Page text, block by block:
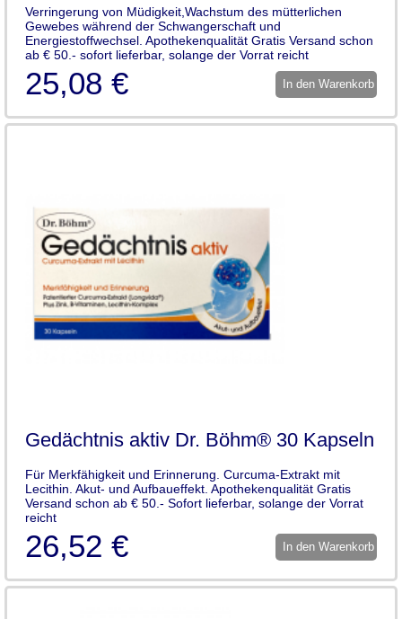
Verringerung von Müdigkeit,Wachstum des mütterlichen
Gewebes während der Schwangerschaft und
Energiestoffwechsel. Apothekenqualität Gratis Versand schon
ab € 50.- sofort lieferbar, solange der Vorrat reicht
25,08 € In den Warenkorb
Gedächtnis aktiv Dr. Böhm® 30 Kapseln
Für Merkfähigkeit und Erinnerung. Curcuma-Extrakt mit
Lecithin. Akut- und Aufbaueffekt. Apothekenqualität Gratis
Versand schon ab € 50.- Sofort lieferbar, solange der Vorrat
reicht
26,52 € In den Warenkorb